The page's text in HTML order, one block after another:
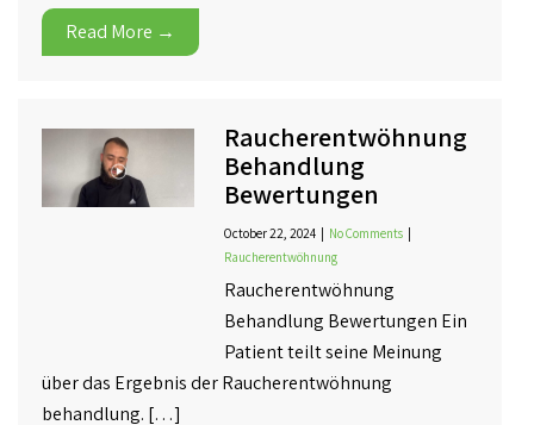
Read More →
Raucherentwöhnung
Behandlung
Bewertungen
October 22, 2024 No Comments
Raucherentwöhnung
Raucherentwöhnung
Behandlung Bewertungen Ein
Patient teilt seine Meinung
über das Ergebnis der Raucherentwöhnung
behandlung. […]